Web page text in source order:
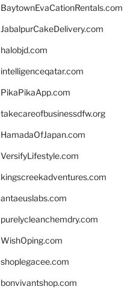
BaytownEvaCationRentals.com
JabalpurCakeDelivery.com
halobjd.com
intelligenceqatar.com
PikaPikaApp.com
takecareofbusinessdfw.org
HamadaOfJapan.com
VersifyLifestyle.com
kingscreekadventures.com
antaeuslabs.com
purelycleanchemdry.com
WishOping.com
shoplegacee.com
bonvivantshop.com